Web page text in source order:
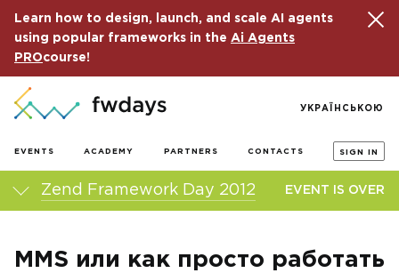
Learn how to design, launch, and scale AI agents
using popular frameworks in the Ai Agents
PROcourse!
EVENTS ACADEMY PARTNERS CONTACTS SIGN IN
УКРАЇНСЬКОЮ
Zend Framework Day 2012 EVENT IS OVER
MMS или как просто работать